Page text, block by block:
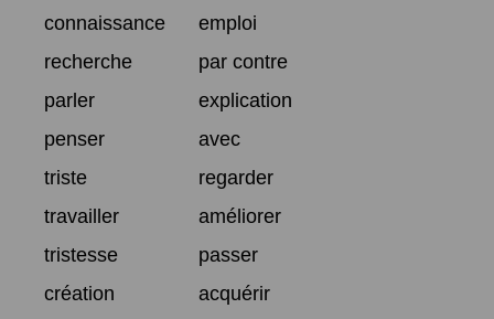
connaissance
emploi
recherche
par contre
parler
explication
penser
avec
triste
regarder
travailler
améliorer
tristesse
passer
création
acquérir